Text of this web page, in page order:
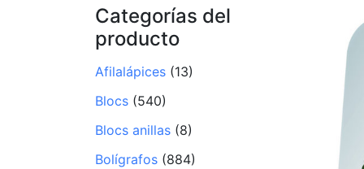
Categorías del
producto
Afilalápices (13)
Blocs (540)
Blocs anillas (8)
Bolígrafos (884)